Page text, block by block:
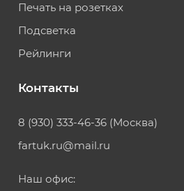
Печать на розетках
Подсветка
Рейлинги
Контакты
8 (930) 333-46-36 (Москва)
fartuk.ru@mail.ru
Наш офис: